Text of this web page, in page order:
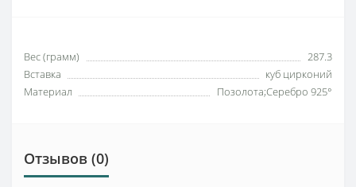
Вес (грамм)
287.3
Вставка
куб цирконий
Материал
Позолота;Серебро 925°
Отзывов (0)